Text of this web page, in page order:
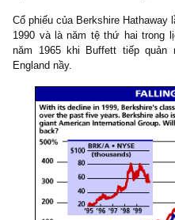
doesn’t repeat itself, but it
Bài báo lược dịch từ bản gốc
https://bit.ly/3wOZM29
What’s wrong,
@Andrew Bary, Barron’s:
tư, Warren Buffett có lẽ đang